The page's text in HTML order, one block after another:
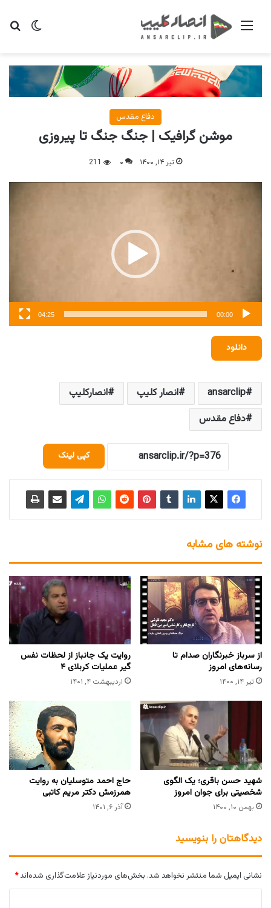
تغییر منو
دفاع مقدس
موشن گرافیک | جنگ جنگ تا پیروزی
تیر ۱۴, ۱۴۰۰ ۰ 211
نمایشگر
00:00
04:25
دانلود
ansarclip انصار کلیپ
انصارکلیپ
دفاع مقدس
کپی لینک
نوشته های مشابه
از سرباز خبرنگاران صدام تا
رسانه‌های امروز
تیر ۱۴, ۱۴۰۰
روایت یک جانباز از لحظات نفس
گیر عملیات کربلای ۴
اردیبهشت ۴, ۱۴۰۱
شهید حسن باقری؛ یک الگوی
شخصیتی برای جوان امروز
بهمن ۱۰, ۱۴۰۰
حاج احمد متوسلیان به روایت
همرزمش دکتر مریم کاتبی
آذر ۶, ۱۴۰۱
دیدگاهتان را بنویسید
نشانی ایمیل شما منتشر نخواهد شد. بخش‌های موردنیاز علامت‌گذاری شده‌اند*